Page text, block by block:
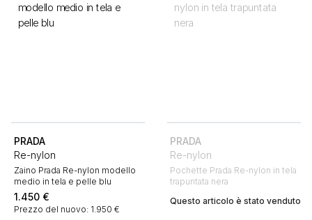
PRADA
Re-nylon
Zaino Prada Re-nylon modello
medio in tela e pelle blu
1.450 €
Prezzo del nuovo: 1.950 €
PRADA
Re-nylon
Pochette Prada Re-nylon in tela
trapuntata nera
Questo articolo è stato venduto